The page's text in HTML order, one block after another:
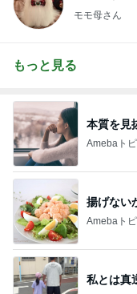
モモ母さん
もっと見る
本質を見
Amebaト
揚げない
Amebaト
私とは真